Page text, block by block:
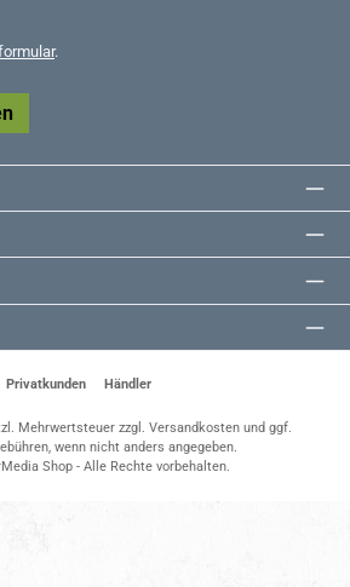
.
Privatkunden Händler
Mehrwertsteuer zzgl. Versandkostenund ggf.
wenn nicht anders angegeben.
Shop - Alle Rechte vorbehalten.